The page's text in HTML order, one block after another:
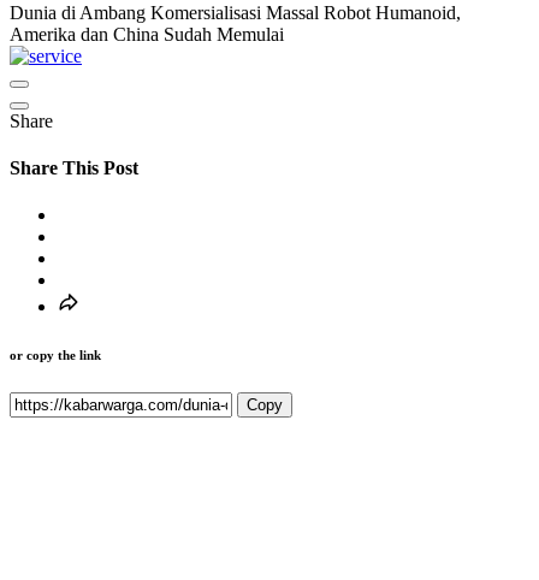
Dunia di Ambang Komersialisasi Massal Robot Humanoid,
Amerika dan China Sudah Memulai
Share
Share This Post
or copy the link
Copy